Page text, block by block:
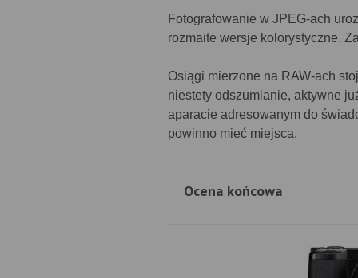
Fotografowanie w JPEG-ach
rozmaite wersje kolorystyczne.
Osiągi mierzone na RAW-ach
niestety odszumianie, aktywne
aparacie adresowanym do
powinno mieć miejsca.
Ocena końcowa